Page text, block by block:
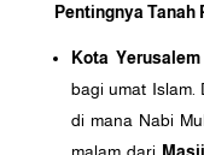
Pentingnya
Kota Yerusalem
bagi umat Islam.
di mana Nabi